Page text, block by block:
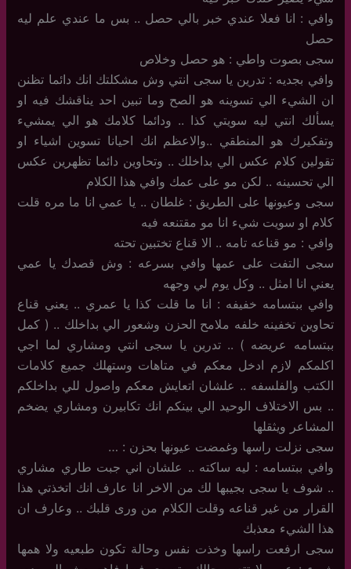
وافي : انا فعلا عندي خبر بالي حصل .. بس ما عندي علم ليه
حصل
سجى بصوت واطي : هو حصل وخلاص
وافي بجديه : تدرين يا سجى انتي وش مشكلتك انك دائما تظنن
ان الشيء الي تسوينه هو الصح وما تبين احد يناقشك فيه او
يسألك انتي ليه سويتي كذا .. ودائما كلامك هو الي يمشيء
وتفكيرك هو المنطقي ..والاعظم انك احيانا تسوين اشياء او
تقولين كلام عكس الي بداخلك .. وتحاوين دائما تظهرين عكس
الي تحسينه .. لكن مو على عمك وافي هذا الكلام
سجى وعيونها على الطريق : غلطان .. يا عمي انا ما مره قلت
كلام او سويت شيء انا مو مقتنعه فيه
وافي : مو قناعه تامه .. الا قناع تختبين تحته
سجى التفت على عمها وافي بسرعه : وش قصدك يا عمي
يعني انا امثل .. وكل يوم لي وجهه
وافي ببتسامه خفيفه : انا ما قلت كذا يا عمري .. يعني قناع
تحاوين تخفينه خلفه ملامح الحزن وشعور الي بداخلك .. ( كمل
ببتسامه عريضه ) .. تدرين يا سجى انتي ومشاري لما اجي
اكلمكم لازم ادخل معكم في متاهات وستهلك جميع كلامات
الكتب والفلسفه .. علشان اتعايش معكم واصول للي بداخلكم
.. بس الاختلاف الوحيد الي بينكم انك تكابيرن ومشاري يضخم
المشاعر ويثقلها
سجى نزلت راسها وغمضت عيونها بحزن : …
وافي ببتسامه : ليه ساكته .. علشان اني جبت طاري مشاري
.. شوف يا سجى بجيبها لك من الاخر انا عارف انك اتخذتي هذا
القرار من غير قناعه وقلت الكلام من ورى قلبك .. وعارف ان
هذا الشيء معذبك
سجى ارفعت راسها وخذت نفس وحالة تكون طبعيه ولا همها